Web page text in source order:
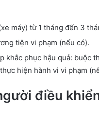
máy) từ 1 tháng đến 3
tiện vi phạm (nếu có).
khắc phục hậu quả: buộc
hiện hành vi vi phạm
điều